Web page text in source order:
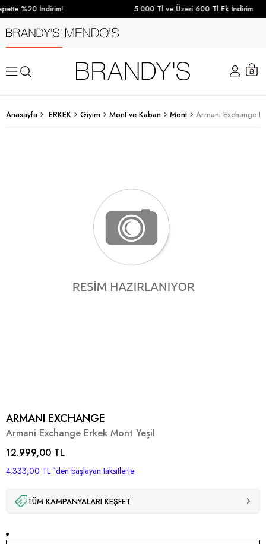
%20 İndirim! 5.000 Tl ve Üzeri 600 Tl Ek İndirim
Anasayfa ERKEK Giyim Mont ve Kaban Mont Armani Exchange
ARMANI EXCHANGE
Armani Exchange Erkek Mont Yeşil
12.999,00 TL
4.333,00 TL `den başlayan taksitlerle
TÜM KAMPANYALARI KEŞFET